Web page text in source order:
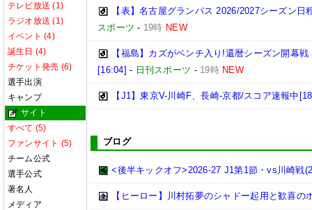
テレビ放送 (1)
ラジオ放送 (1)
イベント (4)
誕生日 (4)
チケット発売 (6)
選手出演
キャンプ
サイト
すべて (5)
ファンサイト (5)
チーム公式
選手公式
著名人
メディア
【表】名古屋グランパス 2026/2027シーズン
スポーツ - 19時 NEW
【福島】カズがベンチ入り!還暦シーズン開幕
[16:04] - 日刊スポーツ - 19時 NEW
【J1】東京V-川崎F、長崎-京都/スコア速報中
ブログ
<後半キックオフ>2026-27 J1第1節・vs川崎戦
【ヒーロー】川村拓夢のシャドー起用と歓喜の